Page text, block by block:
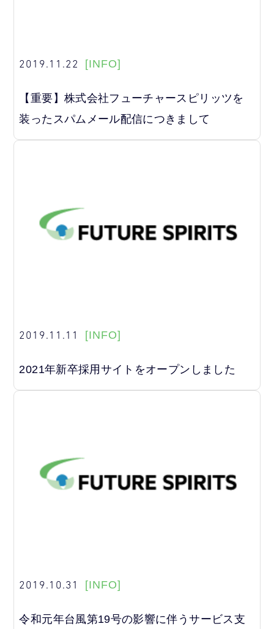
2019.11.22 [INFO]
【重要】株式会社フューチャースピリッツを
装ったスパムメール配信につきまして
2019.11.11 [INFO]
2021年新卒採用サイトをオープンしました
2019.10.31 [INFO]
令和元年台風第19号の影響に伴うサービス支